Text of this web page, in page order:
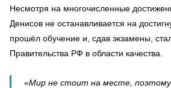
Несмотря на многочисленные
Денисов не останавливается на
прошёл обучение и, сдав экзамены,
Правительства РФ в области качества.
«Мир не стоит на месте,